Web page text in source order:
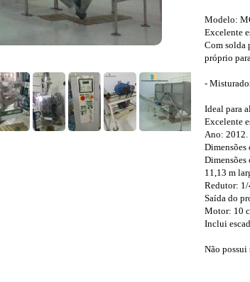
Modelo:
Excelente
Com solda
próprio
-
Ideal para
Excelente
Ano: 2012.
Dimensões
Dimensões
11,13 m
Redutor: 1/
Saída do
Motor: 10
Inclui
Não possui